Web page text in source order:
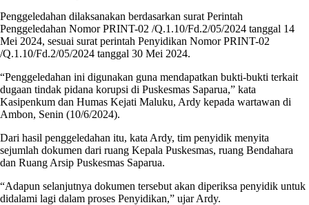
Penggeledahan dilaksanakan berdasarkan surat Perintah
Penggeledahan Nomor PRINT-02 /Q.1.10/Fd.2/05/2024 tanggal 14
Mei 2024, sesuai surat perintah Penyidikan Nomor PRINT-02
/Q.1.10/Fd.2/05/2024 tanggal 30 Mei 2024.
“Penggeledahan ini digunakan guna mendapatkan bukti-bukti terkait
dugaan tindak pidana korupsi di Puskesmas Saparua,” kata
Kasipenkum dan Humas Kejati Maluku, Ardy kepada wartawan di
Ambon, Senin (10/6/2024).
Dari hasil penggeledahan itu, kata Ardy, tim penyidik menyita
sejumlah dokumen dari ruang Kepala Puskesmas, ruang Bendahara
dan Ruang Arsip Puskesmas Saparua.
“Adapun selanjutnya dokumen tersebut akan diperiksa penyidik untuk
didalami lagi dalam proses Penyidikan,” ujar Ardy.